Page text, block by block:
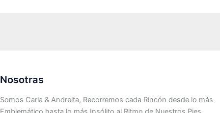
Nosotras
Somos Carla & Andreita, Recorremos cada Rincón desde lo más